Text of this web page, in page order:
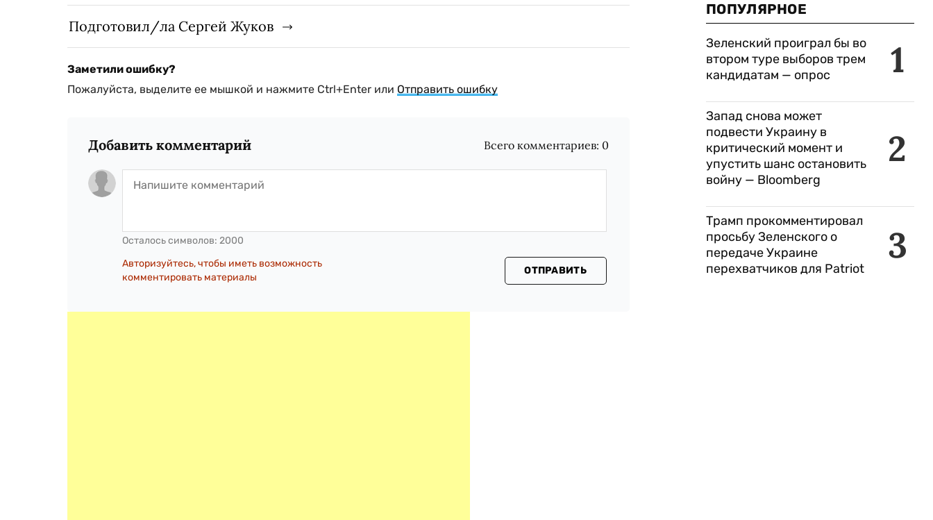
Подготовил/ла Сергей Жуков
Заметили ошибку?
Пожалуйста, выделите ее мышкой и нажмите Ctrl+Enter или Отправить ошибку
Добавить комментарий Всего комментариев: 0
Осталось символов: 2000
Авторизуйтесь, чтобы иметь возможность
комментировать материалы
ОТПРАВИТЬ
ПОПУЛЯРНОЕ
1
Зеленский проиграл бы во
втором туре выборов трем
кандидатам — опрос
2
Запад снова может
подвести Украину в
критический момент и
упустить шанс остановить
войну — Bloomberg
3
Трамп прокомментировал
просьбу Зеленского о
передаче Украине
перехватчиков для Patriot